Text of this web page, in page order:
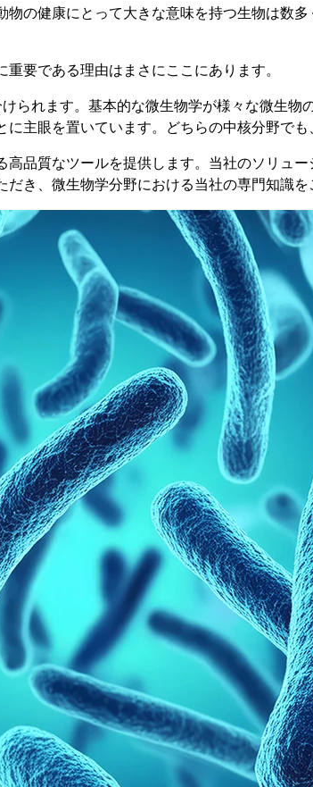
の健康にとって大きな意味を持つ生物は数
要である理由はまさにここにあります。
られます。基本的な微生物学が様々な微生
主眼を置いています。どちらの中核分野で
品質なツールを提供します。当社のソリュ
き、微生物学分野における当社の専門知識を